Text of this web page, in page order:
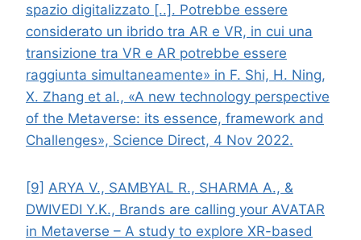
spazio digitalizzato [..]. Potrebbe essere
considerato un ibrido tra AR e VR, in cui una
transizione tra VR e AR potrebbe essere
raggiunta simultaneamente» in F. Shi, H. Ning,
X. Zhang et al., «A new technology perspective
of the Metaverse: its essence, framework and
Challenges», Science Direct, 4 Nov 2022.
[9] ARYA V., SAMBYAL R., SHARMA A., &
DWIVEDI Y.K., Brands are calling your AVATAR
in Metaverse – A study to explore XR-based